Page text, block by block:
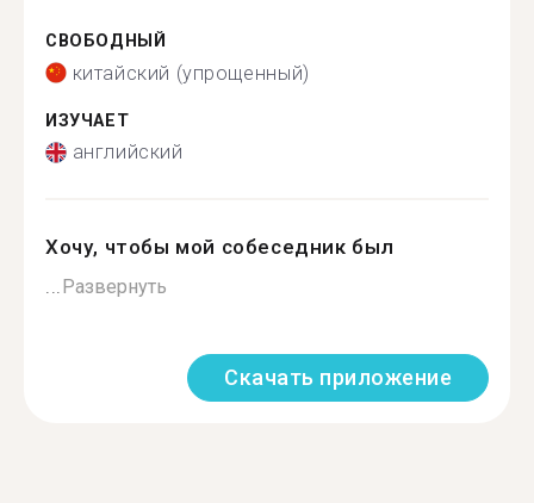
СВОБОДНЫЙ
китайский (упрощенный)
ИЗУЧАЕТ
английский
Хочу, чтобы мой собеседник был
...Развернуть
Скачать приложение